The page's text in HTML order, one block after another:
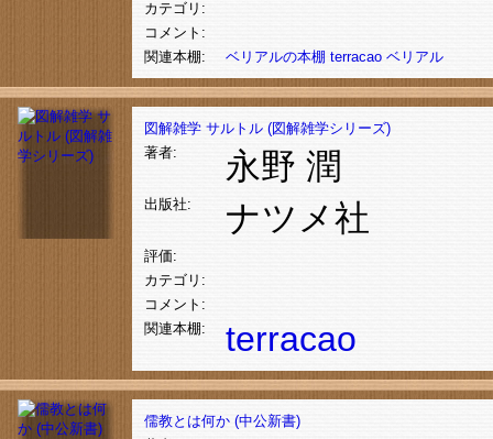
カテゴリ:
コメント:
関連本棚:
ベリアルの本棚 terracao ベリアル
図解雑学 サルトル (図解雑学シリーズ)
著者:
永野 潤
出版社: ナツメ社
評価:
カテゴリ:
コメント:
関連本棚:
terracao
儒教とは何か (中公新書)